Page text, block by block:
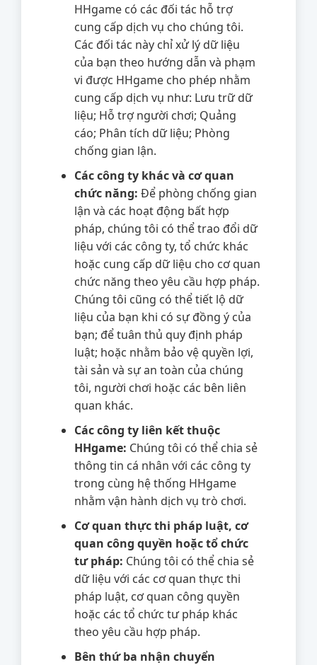
HHgame có các đối tác hỗ trợ
cung cấp dịch vụ cho chúng tôi.
Các đối tác này chỉ xử lý dữ liệu
của bạn theo hướng dẫn và phạm
vi được HHgame cho phép nhằm
cung cấp dịch vụ như: Lưu trữ dữ
liệu; Hỗ trợ người chơi; Quảng
cáo; Phân tích dữ liệu; Phòng
chống gian lận.
Các công ty khác và cơ quan
chức năng: Để phòng chống gian
lận và các hoạt động bất hợp
pháp, chúng tôi có thể trao đổi dữ
liệu với các công ty, tổ chức khác
hoặc cung cấp dữ liệu cho cơ quan
chức năng theo yêu cầu hợp pháp.
Chúng tôi cũng có thể tiết lộ dữ
liệu của bạn khi có sự đồng ý của
bạn; để tuân thủ quy định pháp
luật; hoặc nhằm bảo vệ quyền lợi,
tài sản và sự an toàn của chúng
tôi, người chơi hoặc các bên liên
quan khác.
Các công ty liên kết thuộc
HHgame: Chúng tôi có thể chia sẻ
thông tin cá nhân với các công ty
trong cùng hệ thống HHgame
nhằm vận hành dịch vụ trò chơi.
Cơ quan thực thi pháp luật, cơ
quan công quyền hoặc tổ chức
tư pháp: Chúng tôi có thể chia sẻ
dữ liệu với các cơ quan thực thi
pháp luật, cơ quan công quyền
hoặc các tổ chức tư pháp khác
theo yêu cầu hợp pháp.
Bên thứ ba nhận chuyển